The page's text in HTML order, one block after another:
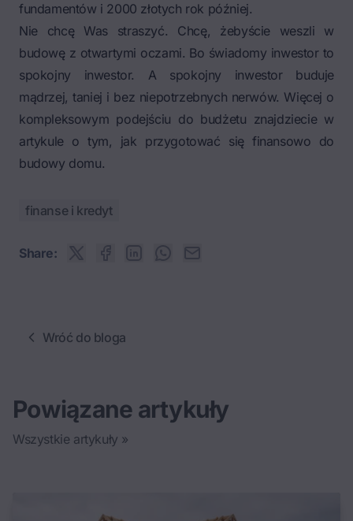
fundamentów i 2000 złotych rok później.
Nie chcę Was straszyć. Chcę, żebyście weszli w
budowę z otwartymi oczami. Bo świadomy inwestor to
spokojny inwestor. A spokojny inwestor buduje
mądrzej, taniej i bez niepotrzebnych nerwów. Więcej o
kompleksowym podejściu do budżetu znajdziecie w
artykule o tym, jak przygotować się finansowo do
budowy domu.
finanse i kredyt
Share:
Wróć do bloga
Powiązane artykuły
Wszystkie artykuły »